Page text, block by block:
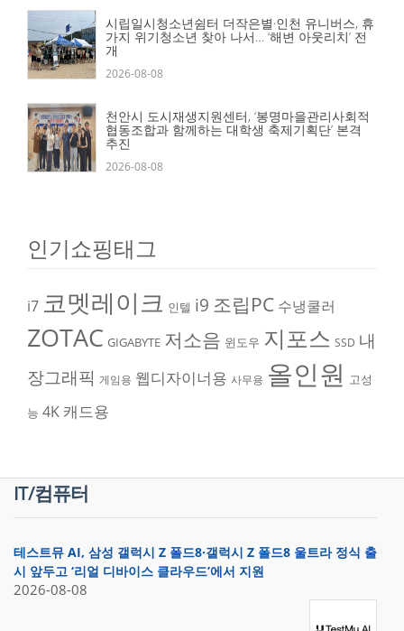
시립일시청소년쉼터 더작은별·인천 유니버스, 휴
가지 위기청소년 찾아 나서… ‘해변 아웃리치’ 전
개
2026-08-08
천안시 도시재생지원센터, ‘봉명마을관리사회적
협동조합과 함께하는 대학생 축제기획단’ 본격
추진
2026-08-08
인기쇼핑태그
i7 코멧레이크 인텔 i9 조립PC 수냉쿨러
ZOTAC GIGABYTE 저소음 윈도우 지포스 SSD 내
장그래픽 게임용 웹디자이너용 사무용 올인원 고성
능 4K 캐드용
IT/컴퓨터
테스트뮤 AI, 삼성 갤럭시 Z 폴드8·갤럭시 Z 폴드8 울트라 정식 출
시 앞두고 ‘리얼 디바이스 클라우드’에서 지원
2026-08-08